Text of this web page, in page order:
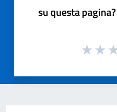
su questa pagina?